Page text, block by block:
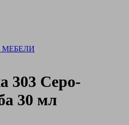
303 Серо-
30 мл